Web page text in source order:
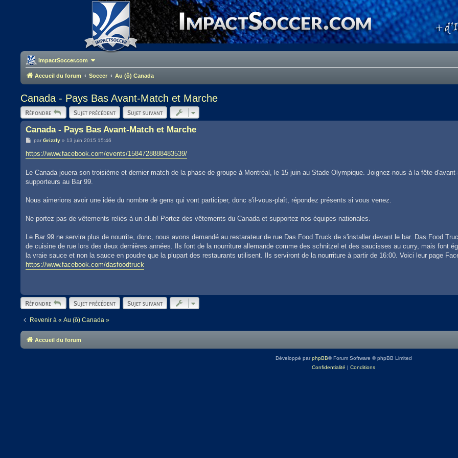
ImpactSoccer.com
Accueil du forum Soccer Au (ô) Canada
Canada - Pays Bas Avant-Match et Marche
Répondre Sujet précédent Sujet suivant
Canada - Pays Bas Avant-Match et Marche
M
s
s
g
e
parGrizzly » 13 juin 2015 15:46
https://www.facebook.com/events/1584728888483539/
Le Canada jouera son troisième et dernier match de la phase de groupe à Montréal, le 15 juin au Stade Olympique. Joignez-nous à la fête
supporteurs au Bar 99.
Nous aimerions avoir une idée du nombre de gens qui vont participer, donc s'il-vous-plaît, répondez présents si vous venez.
Ne portez pas de vêtements reliés à un club! Portez des vêtements du Canada et supportez nos équipes nationales.
Le Bar 99 ne servira plus de nourrite, donc, nous avons demandé au restarateur de rue Das Food Truck de s'installer devant le bar. Das Food
de cuisine de rue lors des deux dernières années. Ils font de la nourriture allemande comme des schnitzel et des saucisses au curry, mais font
la vraie sauce et non la sauce en poudre que la plupart des restaurants utilisent. Ils serviront de la nourriture à partir de 16:00. Voici leur page
https://www.facebook.com/dasfoodtruck
Répondre Sujet précédent Sujet suivant
Revenir à « Au (ô) Canada »
Accueil du forum
Développé parphpBB® Forum Software © phpBB Limited
Confidentialité | Conditions